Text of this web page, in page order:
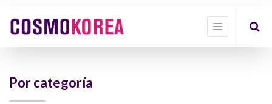
Por categoría
categories
options